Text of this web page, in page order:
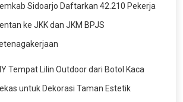
Sidoarjo Daftarkan 42.210 Pekerja
ke JKK dan JKM BPJS
Tempat Lilin Outdoor dari Botol Kaca
untuk Dekorasi Taman Estetik